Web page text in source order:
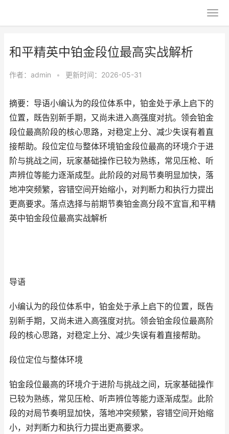
和平精英中铂金段位最高实战解析
作者： admin • 更新时间：2026-05-31
摘要：导语小编认为的段位体系中，铂金处于承上启下的
位置，既告别新手期，又尚未进入高强度对抗。领会铂金
段位最高阶段的核心思路，对稳定上分、减少失误有着直
接帮助。段位定位与整体环境铂金段位最高的环境介于进
阶与挑战之间，玩家基础操作已较为熟练，常见压枪、听
声辨位等能力逐渐成型。此阶段的对局节奏明显加快，落
地冲突频繁，容错空间开始缩小，对判断力和执行力提出
更高要求。落点选择与前期节奏铂金高分段不宜盲,和平精
英中铂金段位最高实战解析
导语
小编认为的段位体系中，铂金处于承上启下的位置，既告
别新手期，又尚未进入高强度对抗。领会铂金段位最高阶
段的核心思路，对稳定上分、减少失误有着直接帮助。
段位定位与整体环境
铂金段位最高的环境介于进阶与挑战之间，玩家基础操作
已较为熟练，常见压枪、听声辨位等能力逐渐成型。此阶
段的对局节奏明显加快，落地冲突频繁，容错空间开始缩
小，对判断力和执行力提出更高要求。